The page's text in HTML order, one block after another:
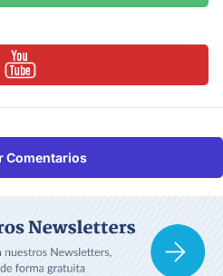
Comentarios